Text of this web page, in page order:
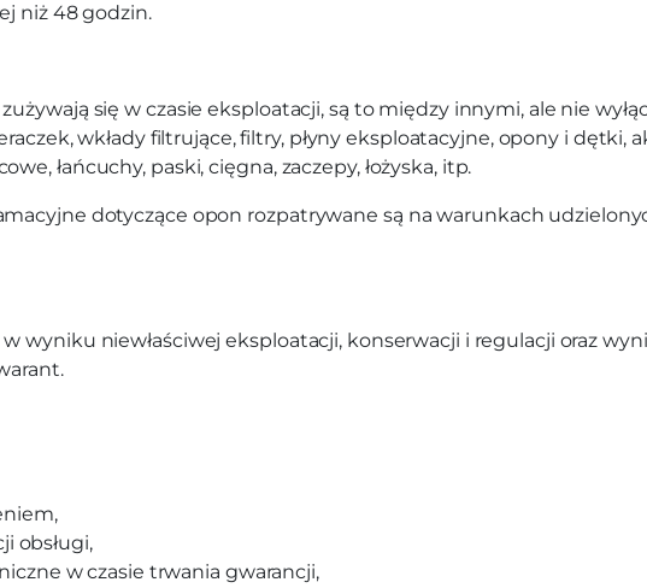
niż 48 godzin.
się w czasie eksploatacji, są to między innymi, ale nie
wkłady filtrujące, filtry, płyny eksploatacyjne, opony i dętki,
łańcuchy, paski, cięgna, zaczepy, łożyska, itp.
dotyczące opon rozpatrywane są na warunkach
wyniku niewłaściwej eksploatacji, konserwacji i regulacji oraz
obsługi,
w czasie trwania gwarancji,